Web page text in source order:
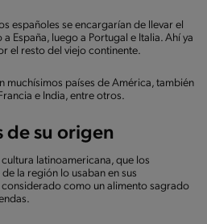
españoles se encargarían de llevar el
España, luego a Portugal e Italia. Ahí ya
el resto del viejo continente.
muchísimos países de América, también
e India, entre otros.
de su origen
latinoamericana, que los
la región lo usaban en sus
como un alimento sagrado